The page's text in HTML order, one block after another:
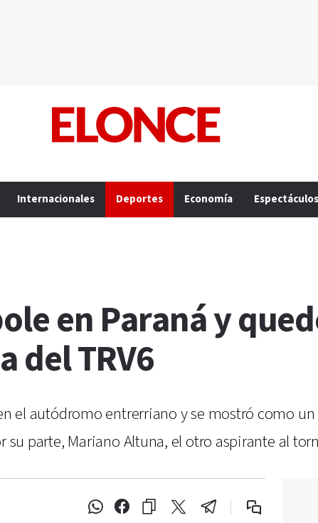
Internacionales Deportes Economía Espectáculos
en Paraná y
del TRV6
el autódromo entrerriano y se mostró como
parte, Mariano Altuna, el otro aspirante al